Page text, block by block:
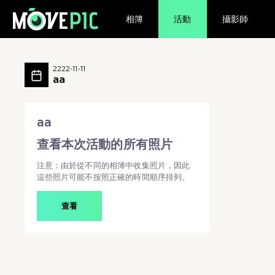
相簿 活動 攝影師
aa 所有相片
aa - aa
2222-11-11
aa
aa
查看本次活動的所有照片
注意：由於從不同的相簿中收集照片，因此
這些照片可能不按照正確的時間順序排列。
查看